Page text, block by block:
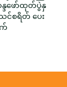
ဒဖော်ထုတ်ပွဲနှ
သင်စရိတ် ပေး
က်